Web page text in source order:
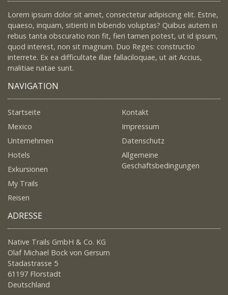
Lorem ipsum dolor sit amet, consectetur adipiscing elit. Estne,
quaeso, inquam, sitienti in bibendo voluptas? Quibus autem in
rebus tanta obscuratio non fit, fieri tamen potest, ut id ipsum,
quod interest, non sit magnum. Duo Reges: constructio
interrete. Ex ea difficultate illae fallaciloquae, ut ait Accius,
malitiae natae sunt.
NAVIGATION
Startseite
Mexico
Unternehmen
Hotels
Exkursionen
My Trails
Reisen
Kontakt
Impressum
Datenschutz
Allgemeine
Geschäftsbedingungen
ADRESSE
Native Trails GmbH & Co. KG
Olaf Michael Bock von Gersum
Stadastrasse 5
61197 Florstadt
Deutschland